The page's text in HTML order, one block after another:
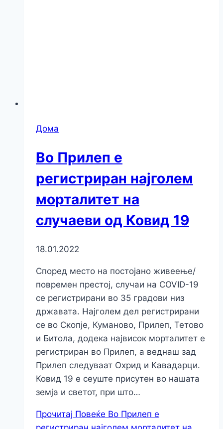
Дома
Во Прилеп е
регистриран најголем
морталитет на
случаеви од Ковид 19
18.01.2022
Според место на постојано живеење/
повремен престој, случаи на COVID-19
се регистрирани во 35 градови низ
државата. Најголем дел регистрирани
се во Скопје, Куманово, Прилеп, Тетово
и Битола, додека највисок морталитет е
регистриран во Прилеп, а веднаш зад
Прилеп следуваат Охрид и Кавадарци.
Ковид 19 е сеуште присутен во нашата
земја и светот, при што…
Прочитај Повеќе Во Прилеп е